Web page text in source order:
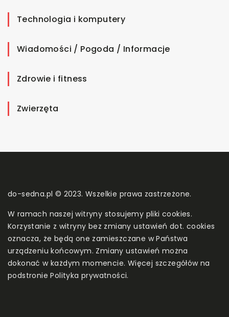
Technologia i komputery
Wiadomości / Pogoda / Informacje
Zdrowie i fitness
Zwierzęta
do-sedna.pl © 2023. Wszelkie prawa zastrzeżone.
W ramach naszej witryny stosujemy pliki cookies.
Korzystanie z witryny bez zmiany ustawień dot. cookies
oznacza, że będą one zamieszczane w Państwa
urządzeniu końcowym. Zmiany ustawień można
dokonać w każdym momencie. Więcej szczegółów na
podstroniePolityka prywatności.